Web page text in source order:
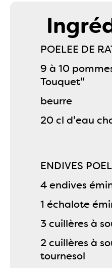
POELEE DE
9 à 10
Touquet"
beurre
20 cl d'eau
ENDIVES
4 endives
1 échalote
3 cuillères à
2 cuillères à
tournesol